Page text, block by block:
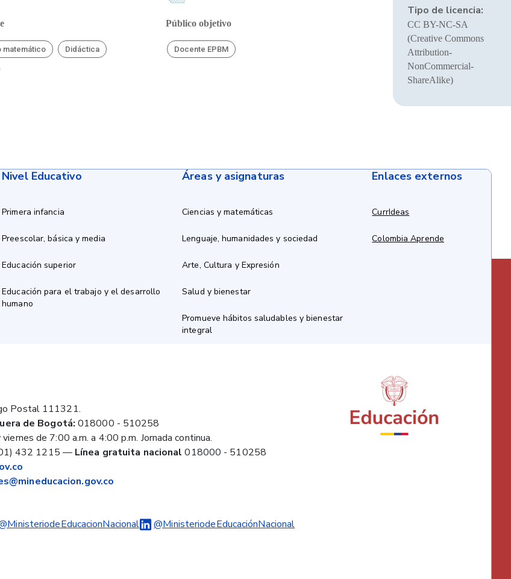
matemático Didáctica
Público objetivo
Docente EPBM
Tipo de licencia:
CC BY-NC-SA
(Creative Commons
Attribution-
NonCommercial-
ShareAlike)
Nivel Educativo
Primera infancia
Preescolar, básica y media
Educación superior
Educación para el trabajo y el desarrollo
humano
Áreas y asignaturas
Ciencias y matemáticas
Lenguaje, humanidades y sociedad
Arte, Cultura y Expresión
Salud y bienestar
Promueve hábitos saludables y bienestar
integral
Enlaces externos
CurrIdeas
Colombia Aprende
Postal 111321.
de Bogotá: 018000 - 510258
de 7:00 a.m. a 4:00 p.m. Jornada continua.
432 1215 — Línea gratuita nacional 018000 - 510258
@MinisteriodeEducaciónNacional